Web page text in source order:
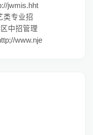
jwmis.hht
类专业招
中招管理
www.nje